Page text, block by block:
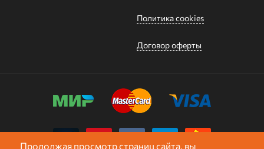
Политика cookies
Договор оферты
Продолжая просмотр страниц сайта, вы